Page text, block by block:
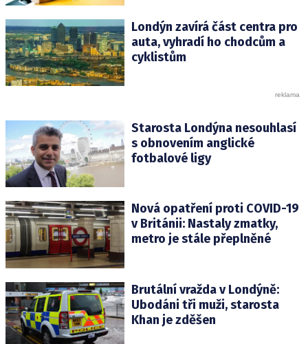
Londýn zavírá část centra pro
auta, vyhradí ho chodcům a
cyklistům
Starosta Londýna nesouhlasí
s obnovením anglické
fotbalové ligy
Nová opatření proti COVID-19
v Británii: Nastaly zmatky,
metro je stále přeplněné
Brutální vražda v Londýně:
Ubodáni tři muži, starosta
Khan je zděšen